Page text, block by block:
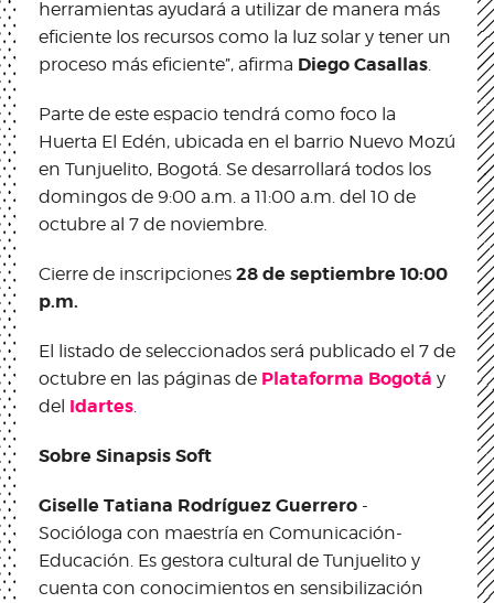
herramientas ayudará a utilizar de manera más
eficiente los recursos como la luz solar y tener un
proceso más eficiente”, afirma Diego Casallas
Parte de este espacio tendrá como foco la
Huerta El Edén, ubicada en el barrio Nuevo Mozú
en Tunjuelito, Bogotá. Se desarrollará todos los
domingos de 9:00 a.m. a 11:00 a.m. del 10 de
octubre al 7 de noviembre.
Cierre de inscripciones 28 de septiembre 10:00
p.m.
El listado de seleccionados será publicado el 7 de
octubre en las páginas de Plataforma Bogotá y
del Idartes
Sobre Sinapsis Soft
Giselle Tatiana Rodríguez Guerrero -
Socióloga con maestría en Comunicación-
Educación. Es gestora cultural de Tunjuelito y
cuenta con conocimientos en sensibilización